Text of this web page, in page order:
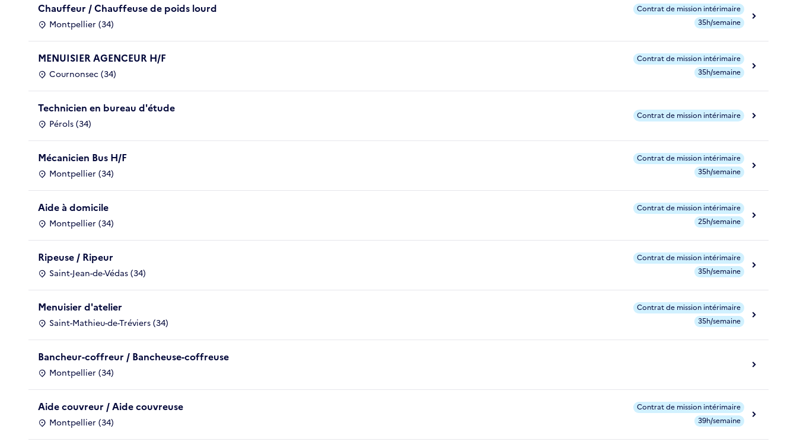
Chauffeur / Chauffeuse de poids lourd
Montpellier (34)
Contrat de mission intérimaire
35h/semaine
MENUISIER AGENCEUR H/F
Cournonsec (34)
Contrat de mission intérimaire
35h/semaine
Technicien en bureau d'étude
Pérols (34)
Contrat de mission intérimaire
Mécanicien Bus H/F
Montpellier (34)
Contrat de mission intérimaire
35h/semaine
Aide à domicile
Montpellier (34)
Contrat de mission intérimaire
25h/semaine
Ripeuse / Ripeur
Saint-Jean-de-Védas (34)
Contrat de mission intérimaire
35h/semaine
Menuisier d'atelier
Saint-Mathieu-de-Tréviers (34)
Contrat de mission intérimaire
35h/semaine
Bancheur-coffreur / Bancheuse-coffreuse
Montpellier (34)
Aide couvreur / Aide couvreuse
Montpellier (34)
Contrat de mission intérimaire
39h/semaine